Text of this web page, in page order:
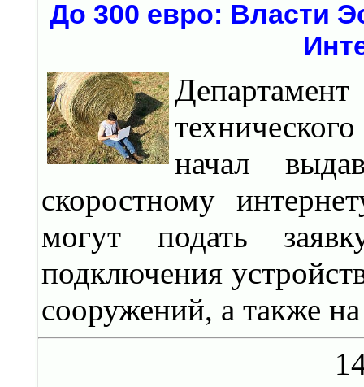
До 300 евро: Власти
начал
скоростному
могут подать
подключения
сооружений, а также